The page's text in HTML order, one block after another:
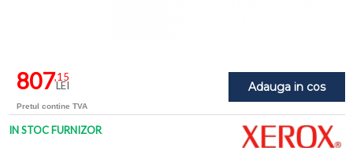
Adauga in cos
807,15
LEI
Pretul contine TVA
IN STOC FURNIZOR